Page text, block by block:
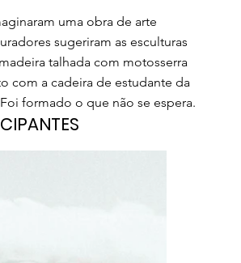
uma obra de arte
sugeriram as esculturas
talhada com motosserra
com a cadeira de estudante da
formado o que não se espera.